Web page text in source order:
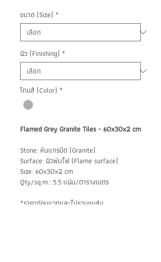
1
ตาราง
เมตร
ขนาด (Size) *
ผิว (Finishing) *
โทนสี (Color) *
Flamed Grey Granite Tiles - 60x30x2 cm
Stone: หินแกรนิต (Granite)
Surface: ผิวพ่นไฟ (Flame surface)
Size: 60x30x2 cm
Qty/sq.m.: 5.5 แผ่น/ตารางเมตร
*ราคาก่อนแวทและไม่รวมขนส่ง